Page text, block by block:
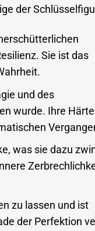
der
Sie ist das
und des
wurde. Ihre
was sie dazu
zu lassen und ist
der Perfektion